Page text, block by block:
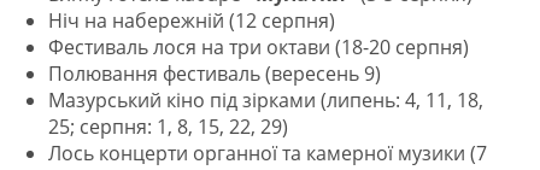
Ніч на набережній (12 серпня)
Фестиваль лося на три октави (18-20 серпня)
Полювання фестиваль (вересень 9)
Мазурський кіно під зірками (липень: 4, 11, 18,
25; серпня: 1, 8, 15, 22, 29)
Лось концерти органної та камерної музики (7